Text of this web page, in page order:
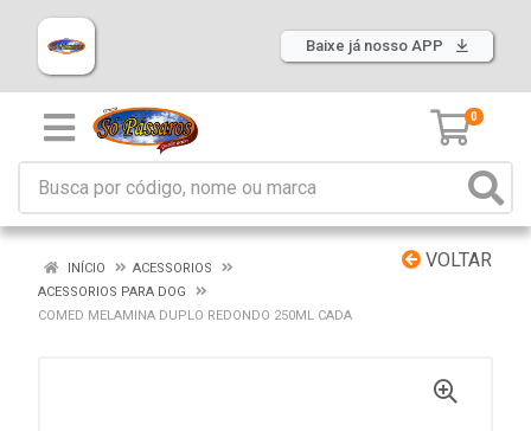
Baixe já nosso APP
0
VOLTAR
INÍCIO
ACESSORIOS
ACESSORIOS PARA DOG
COMED MELAMINA DUPLO REDONDO 250ML CADA